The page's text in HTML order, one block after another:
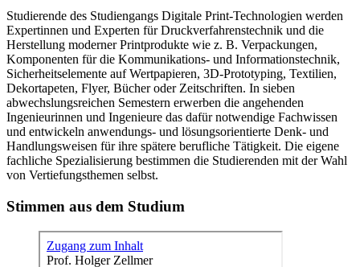
Studierende des Studiengangs Digitale Print-Technologien werden
Expertinnen und Experten für Druckverfahrenstechnik und die
Herstellung moderner Printprodukte wie z. B. Verpackungen,
Komponenten für die Kommunikations- und Informationstechnik,
Sicherheitselemente auf Wertpapieren, 3D-Prototyping, Textilien,
Dekortapeten, Flyer, Bücher oder Zeitschriften. In sieben
abwechslungsreichen Semestern erwerben die angehenden
Ingenieurinnen und Ingenieure das dafür notwendige Fachwissen
und entwickeln anwendungs- und lösungsorientierte Denk- und
Handlungsweisen für ihre spätere berufliche Tätigkeit. Die eigene
fachliche Spezialisierung bestimmen die Studierenden mit der Wahl
von Vertiefungsthemen selbst.
Stimmen aus dem Studium